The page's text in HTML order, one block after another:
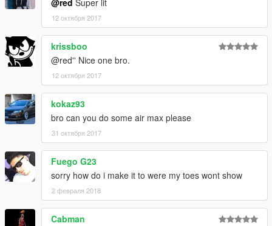
@red Super lit
12 октября 2017
krissboo
@red'' Nice one bro.
12 октября 2017
kokaz93
bro can you do some air max please
31 октября 2017
Fuego G23
sorry how do i make it to were my toes wont show
2 февраля 2018
Cabman